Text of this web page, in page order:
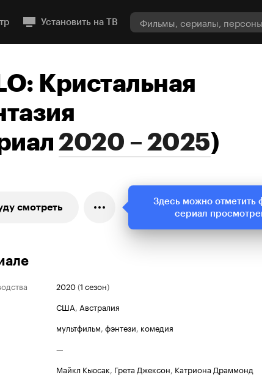
Установить на ТВ
Кристальная
2020 – 2025)
смотреть
2020(1 сезон)
США, Австралия
мультфильм, фэнтези, комедия
—
Майкл Кьюсак, Грета Джексон, Катриона Драммонд
Здесь можно отметить
сериал